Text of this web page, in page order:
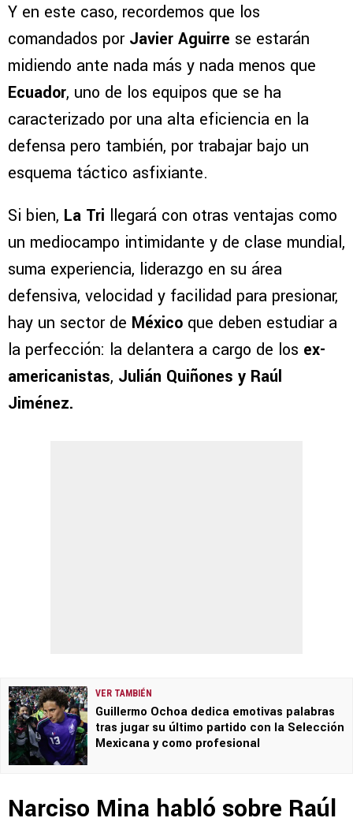
Y en este caso, recordemos que los
comandados por Javier Aguirre se estarán
midiendo ante nada más y nada menos que
Ecuador, uno de los equipos que se ha
caracterizado por una alta eficiencia en la
defensa pero también, por trabajar bajo un
esquema táctico asfixiante.
Si bien, La Tri llegará con otras ventajas como
un mediocampo intimidante y de clase mundial,
suma experiencia, liderazgo en su área
defensiva, velocidad y facilidad para presionar,
hay un sector de México que deben estudiar a
la perfección: la delantera a cargo de los ex-
americanistas, Julián Quiñones y Raúl
Jiménez.
VER TAMBIÉN
Guillermo Ochoa dedica emotivas palabras
tras jugar su último partido con la Selección
Mexicana y como profesional
Narciso Mina habló sobre Raúl